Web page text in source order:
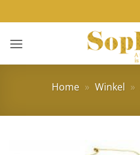
naar
inhoud
Home » Winkel »